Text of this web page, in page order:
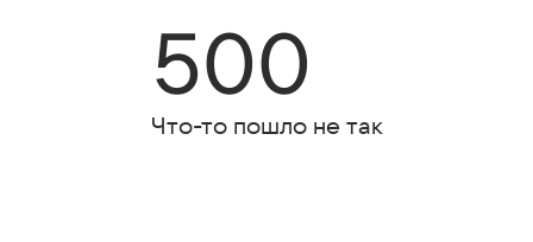
500
Что-то пошло не так